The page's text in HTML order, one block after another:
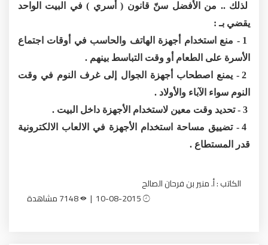
لذلك .. من الأفضل سنّ قانون ( أسري ) في البيت الواحد
يقضي بـ :
1 - منع استخدام أجهزة الهاتف والحاسب في أوقات اجتماع
الأسرة على الطعام أو وقت التباسط بينهم .
2 - يمنع اصطحاب أجهزة الجوال إلى غرف النوم في وقت
النوم سواء الآباء والأولاد .
4 - تضييق مساحة استخدام الأجهزة في الالعاب الالكترونية
قدر المستطاع .
الكاتب : أ. منير بن فرحان الصالح